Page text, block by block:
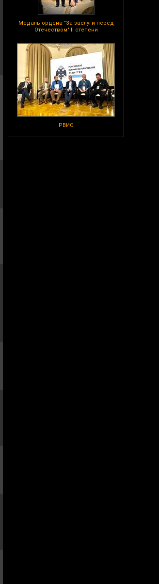
Медаль ордена "За заслуги перед
Отечеством" II степени
РВИО